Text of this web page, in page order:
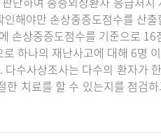
해야만 손상중증도점수를 산
손상중증도점수를 기준으로
하나의 재난사고에 대해 6명
수사상조사는 다수의 환자가
한 치료를 할 수 있는지를 점검